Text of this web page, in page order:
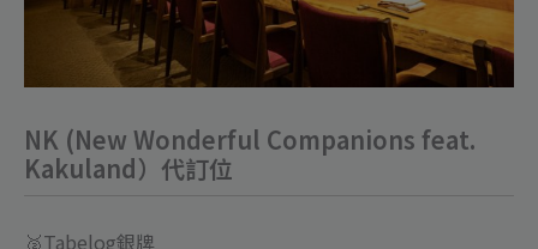
NK (New Wonderful Companions feat.
Kakuland）代訂位
🥈Tabelog銀牌
訂
位
數